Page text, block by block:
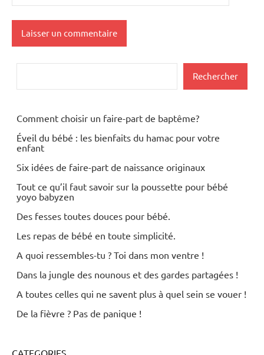
Rechercher
Comment choisir un faire-part de baptême?
Éveil du bébé : les bienfaits du hamac pour votre
enfant
Six idées de faire-part de naissance originaux
Tout ce qu’il faut savoir sur la poussette pour bébé
yoyo babyzen
Des fesses toutes douces pour bébé.
Les repas de bébé en toute simplicité.
A quoi ressembles-tu ? Toi dans mon ventre !
Dans la jungle des nounous et des gardes partagées !
A toutes celles qui ne savent plus à quel sein se vouer !
De la fièvre ? Pas de panique !
CATEGORIES